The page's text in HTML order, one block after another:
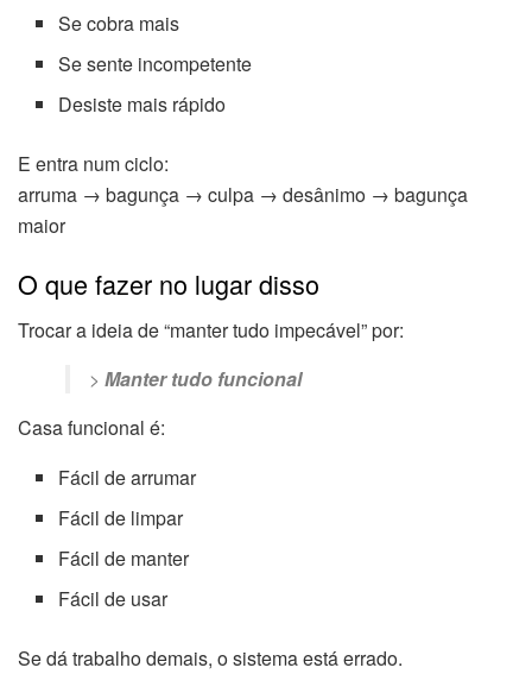
Se cobra mais
Se sente incompetente
Desiste mais rápido
E entra num ciclo:
arruma → bagunça → culpa → desânimo → bagunça
maior
O que fazer no lugar disso
Trocar a ideia de “manter tudo impecável” por:
> Manter tudo funcional
Casa funcional é:
Fácil de arrumar
Fácil de limpar
Fácil de manter
Fácil de usar
Se dá trabalho demais, o sistema está errado.